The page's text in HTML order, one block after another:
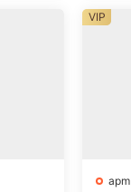
apm
VIP